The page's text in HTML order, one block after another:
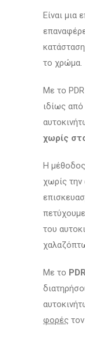
Είναι μια
το χρώμα.
Με το
ιδίως
χωρίς
Η μέθοδος
χωρίς
του
Με το
φορές